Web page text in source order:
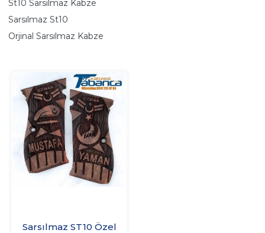
St10 Sarsılmaz Kabze
Sarsılmaz St10
Orjinal Sarsılmaz Kabze
Sarsılmaz ST10 Özel